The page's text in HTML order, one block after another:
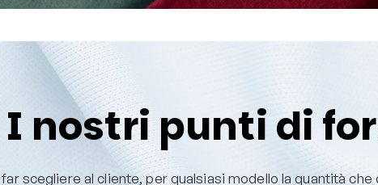
I nostri punti di
scegliere al cliente, per qualsiasi modello la quantità che